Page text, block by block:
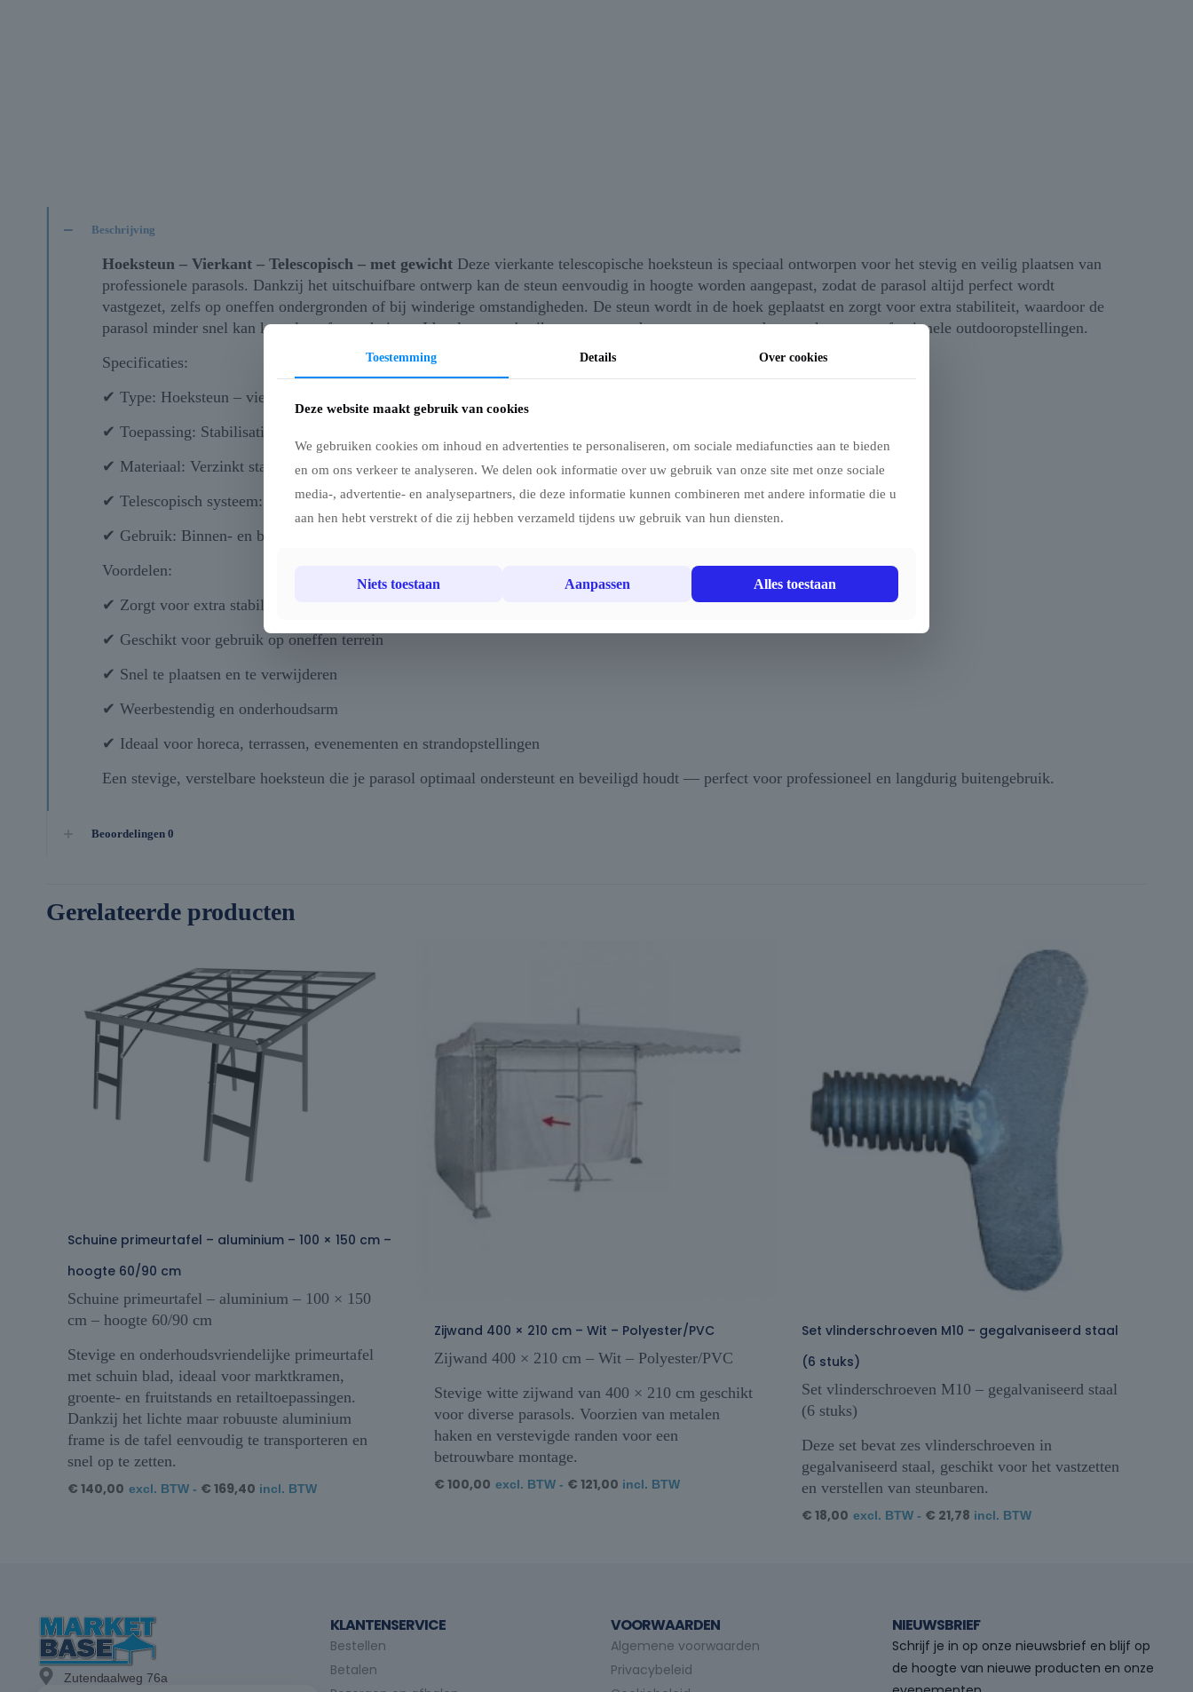
Beschrijving
Hoeksteun – Vierkant – Telescopisch – met gewichtDeze vierkante telescopische hoeksteun is speciaal ontworpen voor het stevig en veilig plaatsen van
professionele parasols. Dankzij het uitschuifbare ontwerp kan de steun eenvoudig in hoogte worden aangepast, zodat de parasol altijd perfect wordt
vastgezet, zelfs op oneffen ondergronden of bij winderige omstandigheden. De steun wordt in de hoek geplaatst en zorgt voor extra stabiliteit, waardoor de
parasol minder snel kan kantelen of verschuiven. Ideaal voor gebruik op terrassen, horecazones, stranden, markten en professionele outdooropstellingen.
Specificaties:
✔ Type: Hoeksteun – vierkant – telescopisch – zonder gewicht
✔ Toepassing: Stabilisatie van professionele parasols
✔ Materiaal: Verzinkt staal voor maximale stevigheid en roestbestendigheid
✔ Telescopisch systeem: Traploos in hoogte verstelbaar
✔ Gebruik: Binnen- en buitengebruik, intensieve toepassingen
Voordelen:
✔ Zorgt voor extra stabiliteit van parasols
✔ Geschikt voor gebruik op oneffen terrein
✔ Snel te plaatsen en te verwijderen
✔ Weerbestendig en onderhoudsarm
✔ Ideaal voor horeca, terrassen, evenementen en strandopstellingen
Een stevige, verstelbare hoeksteun die je parasol optimaal ondersteunt en beveiligd houdt — perfect voor professioneel en langdurig buitengebruik.
Beoordelingen 0
Gerelateerde producten
Schuine primeurtafel – aluminium – 100 × 150 cm –
hoogte 60/90 cm
Schuine primeurtafel – aluminium – 100 × 150
cm – hoogte 60/90 cm
Stevige en onderhoudsvriendelijke primeurtafel
met schuin blad, ideaal voor marktkramen,
groente- en fruitstands en retailtoepassingen.
Dankzij het lichte maar robuuste aluminium
frame is de tafel eenvoudig te transporteren en
snel op te zetten.
€ 140,00 excl. BTW - € 169,40 incl. BTW
Zijwand 400 × 210 cm – Wit – Polyester/PVC
Zijwand 400 × 210 cm – Wit – Polyester/PVC
Stevige witte zijwand van 400 × 210 cm geschikt
voor diverse parasols. Voorzien van metalen
haken en verstevigde randen voor een
betrouwbare montage.
€ 100,00 excl. BTW - € 121,00 incl. BTW
Set vlinderschroeven M10 – gegalvaniseerd staal
(6 stuks)
Set vlinderschroeven M10 – gegalvaniseerd staal
(6 stuks)
Deze set bevat zes vlinderschroeven in
gegalvaniseerd staal, geschikt voor het vastzetten
en verstellen van steunbaren.
€ 18,00 excl. BTW - € 21,78 incl. BTW
Zutendaalweg 76a
KLANTENSERVICE
Bestellen
Betalen
VOORWAARDEN
Algemene voorwaarden
Privacybeleid
NIEUWSBRIEF
Schrijf je in op onze nieuwsbrief en blijf op
de hoogte van nieuwe producten en onze
Toestemming Details Over cookies
Deze website maakt gebruik van cookies
We gebruiken cookies om inhoud en advertenties te personaliseren, om sociale mediafuncties aan te bieden
en om ons verkeer te analyseren. We delen ook informatie over uw gebruik van onze site met onze sociale
media-, advertentie- en analysepartners, die deze informatie kunnen combineren met andere informatie die u
aan hen hebt verstrekt of die zij hebben verzameld tijdens uw gebruik van hun diensten.
Niets toestaan Aanpassen Alles toestaan